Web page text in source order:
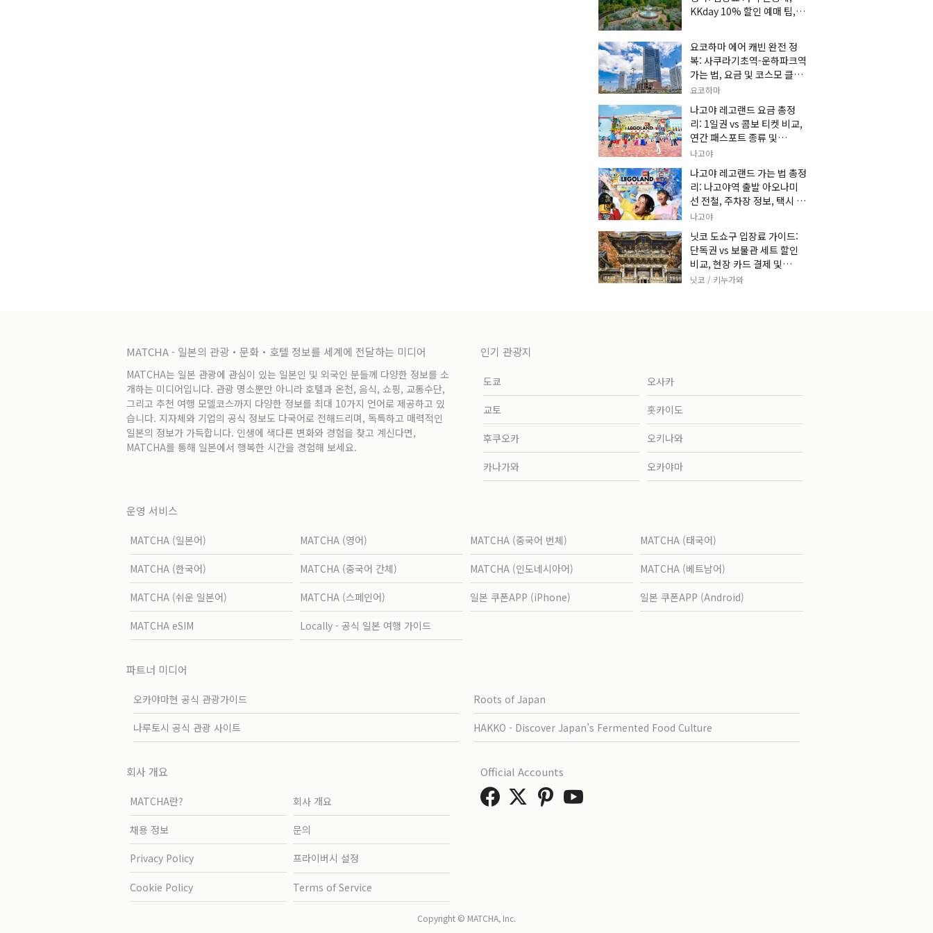
KKday 10% 할인 예매 팁, 쿠
요코하마 에어 캐빈 완전 정
복: 사쿠라기초역-운하파크역
가는 법, 요금 및 코스모 클락
세트권 할인, 추천 관광 코스
총정리
요코하마
나고야 레고랜드 요금 총정
리: 1일권 vs 콤보 티켓 비교,
연간 패스포트 종류 및
KKday 온라인 사전 할인 예
매 팁
나고야
나고야 레고랜드 가는 법 총정
리: 나고야역 출발 아오나미
선 전철, 주차장 정보, 택시 요
금 및 입장권 예약 팁
나고야
닛코 도쇼구 입장료 가이드:
단독권 vs 보물관 세트 할인
비교, 현장 카드 결제 및
KKday 사전 예매 팁
닛코 / 키누가와
MATCHA - 일본의 관광・문화・호텔 정보를 세계에 전달하는 미디어
MATCHA는 일본 관광에 관심이 있는 일본인 및 외국인 분들께 다양한 정보를 소
개하는 미디어입니다. 관광 명소뿐만 아니라 호텔과 온천, 음식, 쇼핑, 교통수단,
그리고 추천 여행 모델코스까지 다양한 정보를 최대 10가지 언어로 제공하고 있
습니다. 지자체와 기업의 공식 정보도 다국어로 전해드리며, 독특하고 매력적인
일본의 정보가 가득합니다. 인생에 색다른 변화와 경험을 찾고 계신다면,
MATCHA를 통해 일본에서 행복한 시간을 경험해 보세요.
인기 관광지
도쿄 오사카
교토 홋카이도
후쿠오카 오키나와
카나가와 오카야마
운영 서비스
MATCHA (일본어) MATCHA (영어) MATCHA (중국어 번체) MATCHA (태국어)
MATCHA (한국어) MATCHA (중국어 간체) MATCHA (인도네시아어) MATCHA (베트남어)
MATCHA (쉬운 일본어) MATCHA (스페인어) 일본 쿠폰APP (iPhone) 일본 쿠폰APP (Android)
MATCHA eSIM Locally - 공식 일본 여행 가이드
파트너 미디어
오카야마현 공식 관광가이드 Roots of Japan
나루토시 공식 관광 사이트 HAKKO - Discover Japan’s Fermented Food Culture
회사 개요
MATCHA란? 회사 개요
채용 정보 문의
Privacy Policy 프라이버시 설정
Cookie Policy Terms of Service
Official Accounts
Copyright © MATCHA, Inc.